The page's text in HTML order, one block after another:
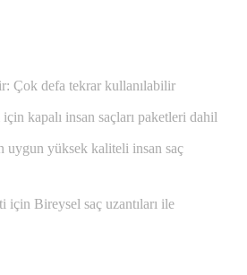
Çok defa tekrar kullanılabilir
kapalı insan saçları paketleri dahil
yüksek kaliteli insan saç
için Bireysel saç uzantıları ile